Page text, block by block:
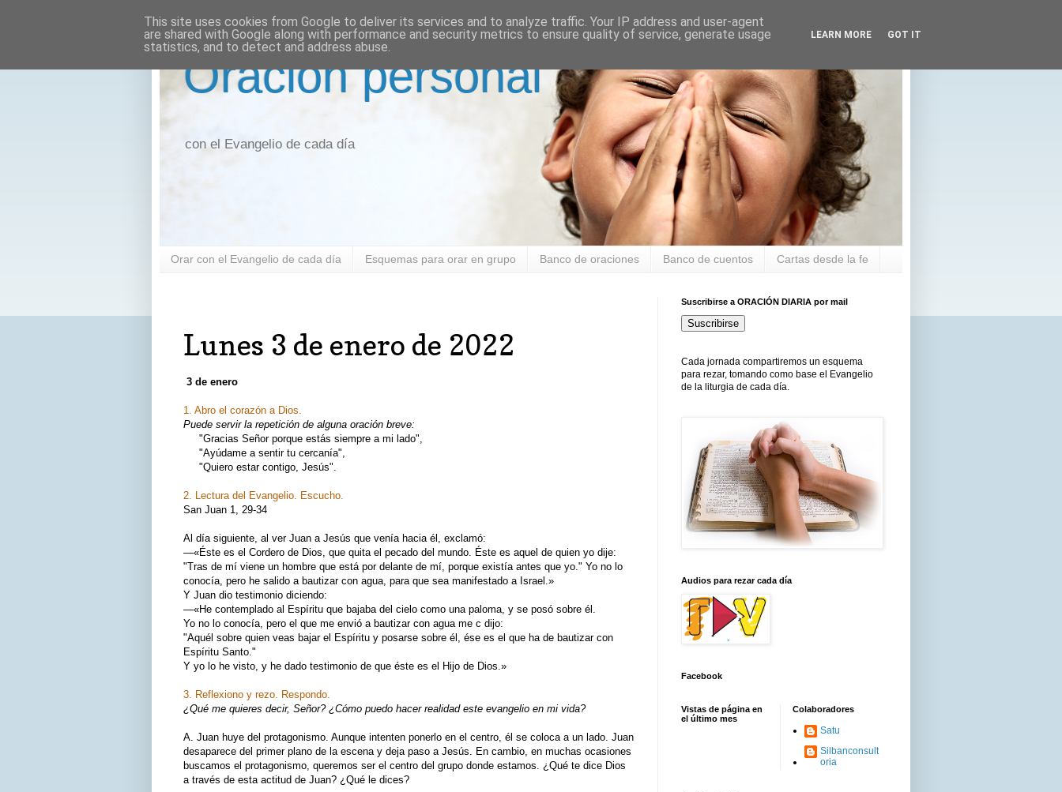
Oración personal
con el Evangelio de cada día
Orar con el Evangelio de cada día Esquemas para orar en grupo Banco de oraciones Banco de cuentos Cartas desde la fe
Lunes 3 de enero de 2022
3 de enero
1. Abro el corazón a Dios.
Puede servir la repetición de alguna oración breve:
"Gracias Señor porque estás siempre a mi lado",
"Ayúdame a sentir tu cercanía",
"Quiero estar contigo, Jesús".
2. Lectura del Evangelio. Escucho.
San Juan 1, 29‑34
Al día siguiente, al ver Juan a Jesús que venía hacia él, exclamó:
—«Éste es el Cordero de Dios, que quita el pecado del mundo. Éste es aquel de quien yo dije:
"Tras de mí viene un hombre que está por delante de mí, porque existía antes que yo." Yo no lo
conocía, pero he salido a bautizar con agua, para que sea manifestado a Israel.»
Y Juan dio testimonio diciendo:
—«He contemplado al Espíritu que bajaba del cielo como una paloma, y se posó sobre él.
Yo no lo conocía, pero el que me envió a bautizar con agua me c dijo:
"Aquél sobre quien veas bajar el Espíritu y posarse sobre él, ése es el que ha de bautizar con
Espíritu Santo."
Y yo lo he visto, y he dado testimonio de que éste es el Hijo de Dios.»
3. Reflexiono y rezo. Respondo.
¿Qué me quieres decir, Señor? ¿Cómo puedo hacer realidad este evangelio en mi vida?
A. Juan huye del protagonismo. Aunque intenten ponerlo en el centro, él se coloca a un lado. Juan
desaparece del primer plano de la escena y deja paso a Jesús. En cambio, en muchas ocasiones
buscamos el protagonismo, queremos ser el centro del grupo donde estamos. ¿Qué te dice Dios
a través de esta actitud de Juan? ¿Qué le dices?
Suscribirse a ORACIÓN DIARIA por mail
Suscribirse
Cada jornada compartiremos un esquema
para rezar, tomando como base el Evangelio
de la liturgia de cada día.
Audios para rezar cada día
Facebook
Vistas de página en
el último mes
Colaboradores
Satu
Silbanconsult
oria
This site uses cookies from Google to deliver its services and to analyze traffic. Your IP address and user-agent
are shared with Google along with performance and security metrics to ensure quality of service, generate usage
statistics, and to detect and address abuse.
LEARN MORE GOT IT